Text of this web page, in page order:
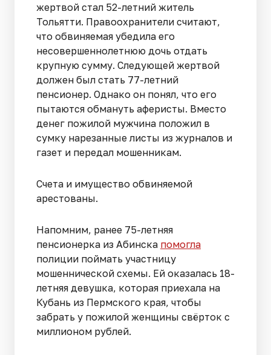
жертвой стал 52-летний житель
Тольятти. Правоохранители считают,
что обвиняемая убедила его
несовершеннолетнюю дочь отдать
крупную сумму. Следующей жертвой
должен был стать 77-летний
пенсионер. Однако он понял, что его
пытаются обмануть аферисты. Вместо
денег пожилой мужчина положил в
сумку нарезанные листы из журналов и
газет и передал мошенникам.
Счета и имущество обвиняемой
арестованы.
Напомним, ранее 75-летняя
пенсионерка из Абинска помогла
полиции поймать участницу
мошеннической схемы. Ей оказалась 18-
летняя девушка, которая приехала на
Кубань из Пермского края, чтобы
забрать у пожилой женщины свёрток с
миллионом рублей.